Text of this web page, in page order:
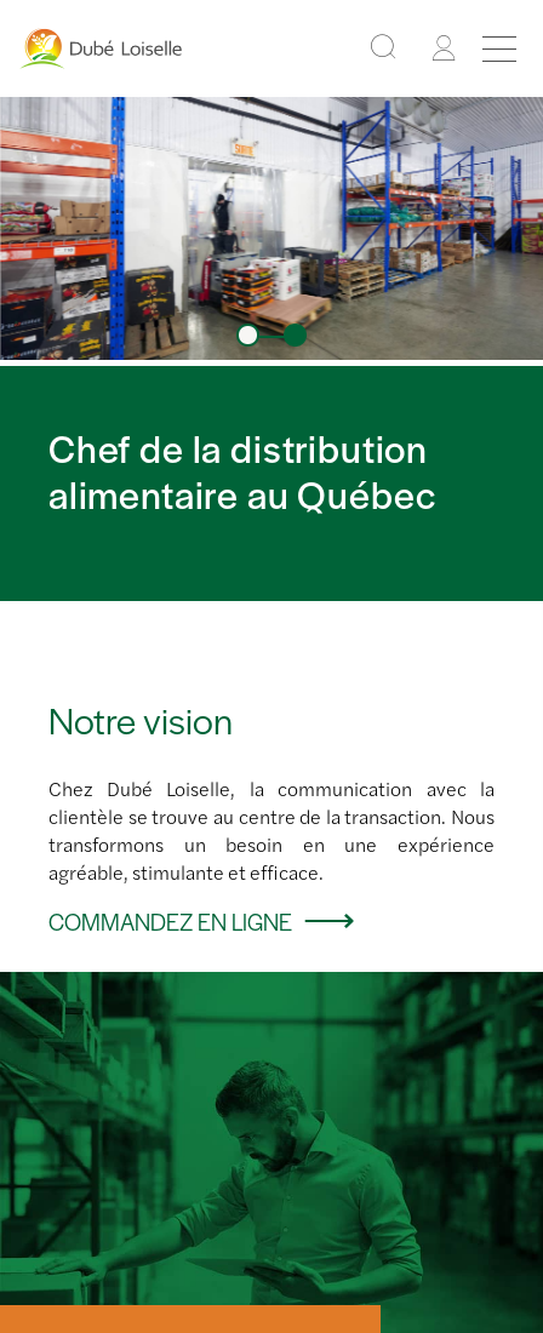
Chef de la distribution
alimentaire au Québec
Notre vision
Chez Dubé Loiselle, la communication avec la
clientèle se trouve au centre de la transaction. Nous
transformons un besoin en une expérience
agréable, stimulante et efficace.
COMMANDEZ EN LIGNE